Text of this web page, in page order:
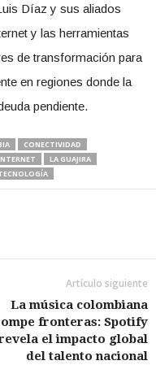
Díaz y sus aliados
y las herramientas
de transformación para
en regiones donde la
pendiente.
CONECTIVIDAD
LA GUAJIRA
Artículo siguiente
La música colombiana
fronteras: Spotify
el impacto global
del talento nacional